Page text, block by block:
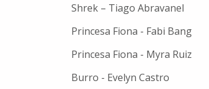
Shrek – Tiago Abravanel
Princesa Fiona - Fabi Bang
Princesa Fiona - Myra Ruiz
Burro - Evelyn Castro